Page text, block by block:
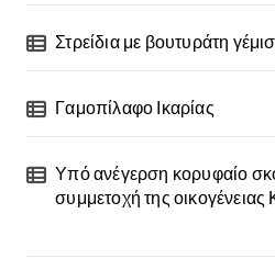
Στρείδια με βουτυράτη
Γαμοπίλαφο Ικαρίας
Υπό ανέγερση κορυφαίο
συμμετοχή της